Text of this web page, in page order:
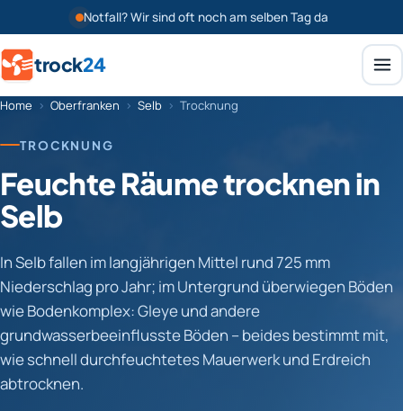
Notfall? Wir sind oft noch am selben Tag da
trock24
Home › Oberfranken › Selb › Trocknung
TROCKNUNG
Feuchte Räume trocknen in
Selb
In Selb fallen im langjährigen Mittel rund 725 mm
Niederschlag pro Jahr; im Untergrund überwiegen Böden
wie Bodenkomplex: Gleye und andere
grundwasserbeeinflusste Böden – beides bestimmt mit,
wie schnell durchfeuchtetes Mauerwerk und Erdreich
abtrocknen.